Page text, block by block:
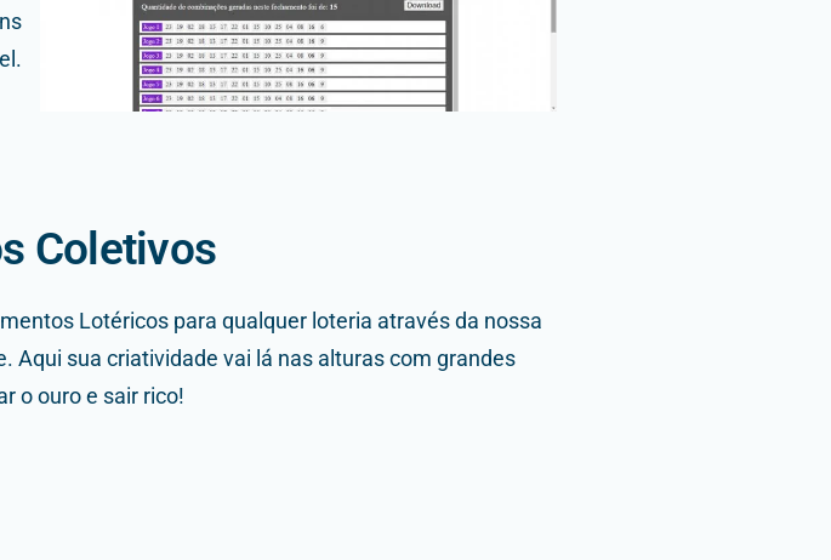
Coletivos
Lotéricos para qualquer loteria através da nossa
Aqui sua criatividade vai lá nas alturas com grandes
o ouro e sair rico!